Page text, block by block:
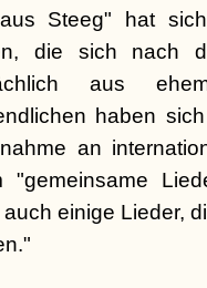
Steeg" hat
die sich nach
aus
haben
an
einige Lieder,